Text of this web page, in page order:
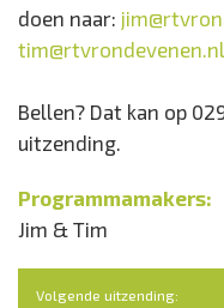
doen naar:
tim@rtvrondevenen.nl
Bellen? Dat kan op
uitzending.
Programmamakers:
Jim & Tim
Volgende uitzending: